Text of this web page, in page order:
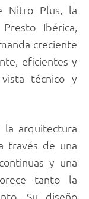
Nitro Plus, la
Ibérica,
creciente
eficientes y
técnico y
la arquitectura
través de una
y una
tanto la